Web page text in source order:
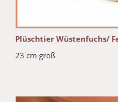
Plüschtier Wüstenfuchs/
23 cm groß